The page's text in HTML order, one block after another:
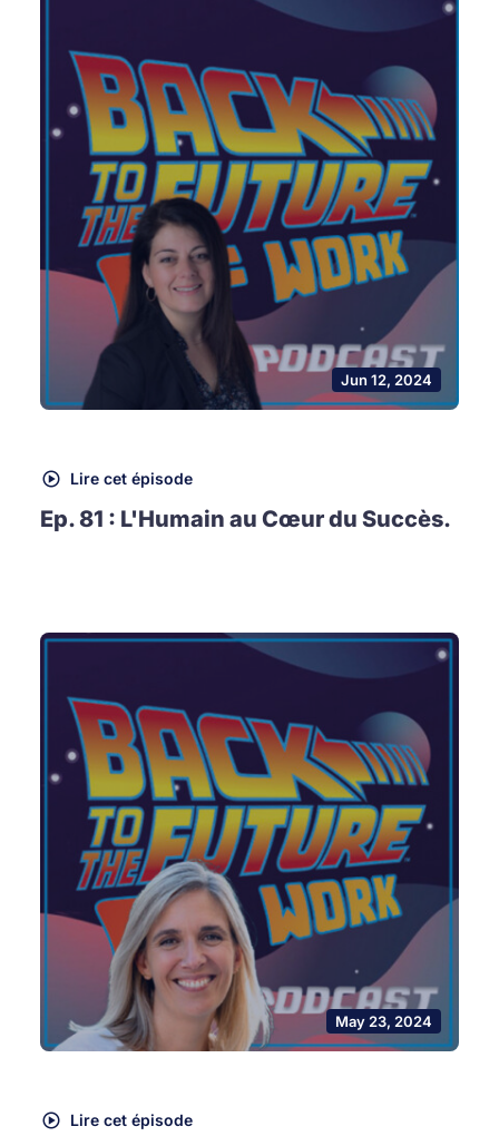
Jun 12, 2024
Lire cet épisode
Ep. 81 : L'Humain au Cœur du Succès.
May 23, 2024
Lire cet épisode